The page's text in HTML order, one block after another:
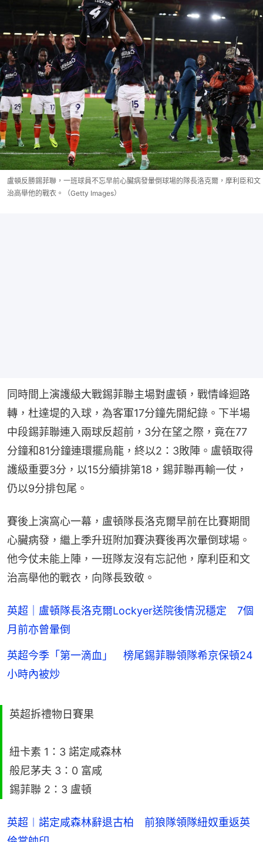
盧頓反勝錫菲聯，一班球員不忘早前心臟病發暈倒球場的隊長洛克爾，摩利臣和文
治高舉他的戰衣。（Getty Images）
同時間上演護級大戰錫菲聯主場對盧頓，戰情峰迴路
轉，杜達堤的入球，為客軍17分鐘先開紀錄。下半場
中段錫菲聯連入兩球反超前，3分在望之際，竟在77
分鐘和81分鐘連環擺烏龍，終以2：3敗陣。盧頓取得
護級重要3分，以15分續排第18，錫菲聯再輸一仗，
仍以9分排包尾。
賽後上演窩心一幕，盧頓隊長洛克爾早前在比賽期間
心臟病發，繼上季升班附加賽決賽後再次暈倒球場。
他今仗未能上陣，一班隊友沒有忘記他，摩利臣和文
治高舉他的戰衣，向隊長致敬。
英超｜盧頓隊長洛克爾Lockyer送院後情況穩定 7個
月前亦曾暈倒
英超今季「第一滴血」 榜尾錫菲聯領隊希京保頓24
小時內被炒
英超拆禮物日賽果
紐卡素 1：3 諾定咸森林
般尼茅夫 3：0 富咸
錫菲聯 2：3 盧頓
英超︱諾定咸森林辭退古柏 前狼隊領隊紐奴重返英